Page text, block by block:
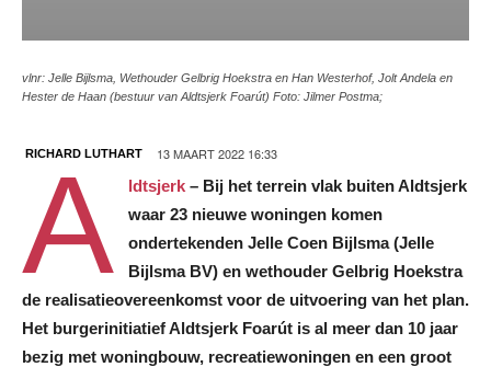
vlnr: Jelle Bijlsma, Wethouder Gelbrig Hoekstra en Han Westerhof, Jolt Andela en
Hester de Haan (bestuur van Aldtsjerk Foarút) Foto: Jilmer Postma;
RICHARD LUTHART 13 MAART 2022 16:33
A ldtsjerk– Bij het terrein vlak buiten Aldtsjerk
waar 23 nieuwe woningen komen
ondertekenden Jelle Coen Bijlsma (Jelle
Bijlsma BV) en wethouder Gelbrig Hoekstra
de realisatieovereenkomst voor de uitvoering van het plan.
Het burgerinitiatief Aldtsjerk Foarút is al meer dan 10 jaar
bezig met woningbouw, recreatiewoningen en een groot